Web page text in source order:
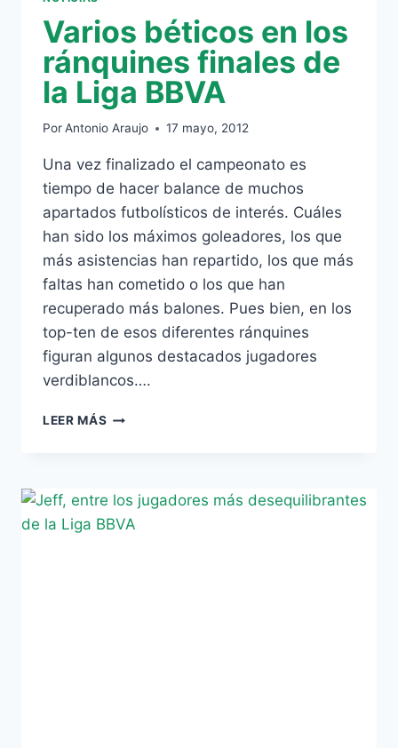
Varios béticos en los
ránquines finales de
la Liga BBVA
PorAntonio Araujo 17 mayo, 2012
Una vez finalizado el campeonato es
tiempo de hacer balance de muchos
apartados futbolísticos de interés. Cuáles
han sido los máximos goleadores, los que
más asistencias han repartido, los que más
faltas han cometido o los que han
recuperado más balones. Pues bien, en los
top-ten de esos diferentes ránquines
figuran algunos destacados jugadores
verdiblancos….
LEER MÁS VARIOS
RÁNQUINES
FINALES
DE